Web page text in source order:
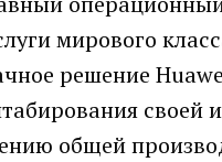
мирового
решение
своей
общей